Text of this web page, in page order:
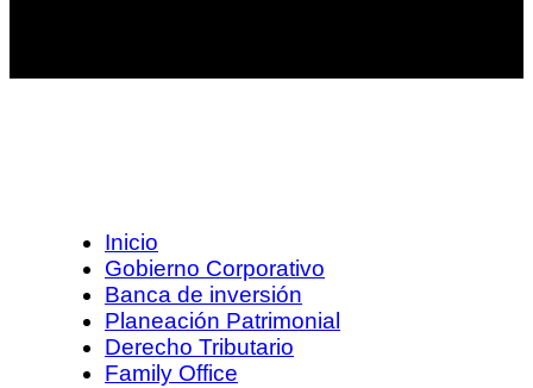
Inicio
Gobierno Corporativo
Banca de inversión
Planeación Patrimonial
Derecho Tributario
Family Office